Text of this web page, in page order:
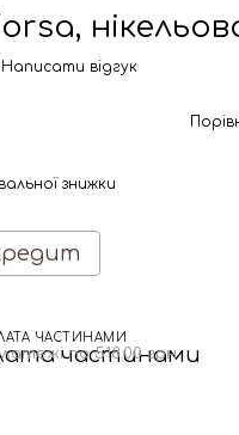
Написати відгук
знижки
ЧАСТИНАМИ
по 518.00 грн